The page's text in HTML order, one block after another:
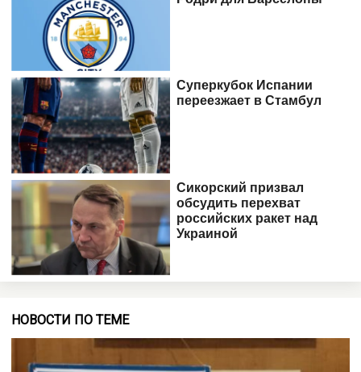
НОВОСТИ ПО ТЕМЕ